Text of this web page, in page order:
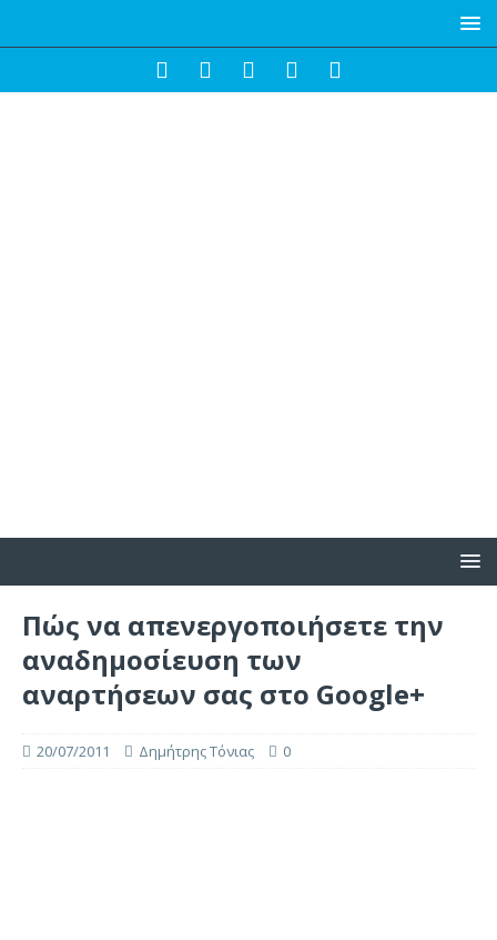
Πώς να απενεργοποιήσετε την
αναδημοσίευση των
αναρτήσεων σας στο Google+
20/07/2011 Δημήτρης Τόνιας 0